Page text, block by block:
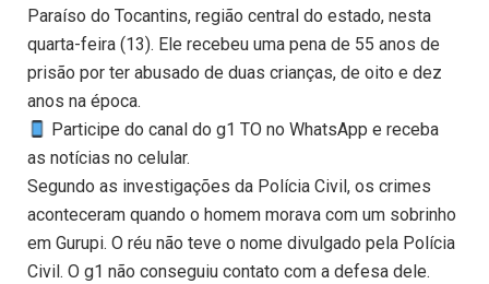
Paraíso do Tocantins, região central do estado, nesta
quarta-feira (13). Ele recebeu uma pena de 55 anos de
prisão por ter abusado de duas crianças, de oito e dez
anos na época.
Participe do canal do g1 TO no WhatsApp e receba
as notícias no celular.
Segundo as investigações da Polícia Civil, os crimes
aconteceram quando o homem morava com um sobrinho
em Gurupi. O réu não teve o nome divulgado pela Polícia
Civil. O g1 não conseguiu contato com a defesa dele.